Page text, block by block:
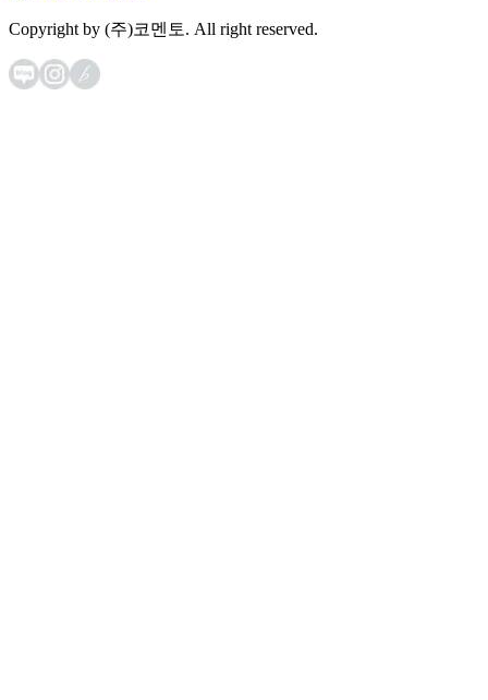
Copyright by (주)코멘토. All right reserved.